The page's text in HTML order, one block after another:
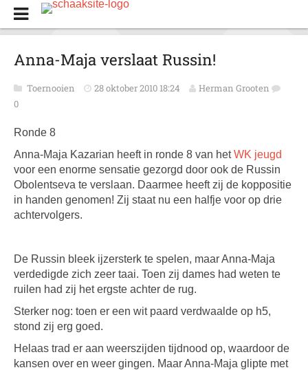
Anna-Maja verslaat Russin!
Toernooien 28 oktober 2010 18:24
Herman Grooten
0
Ronde 8
Anna-Maja Kazarian heeft in ronde 8 van hetWK jeugd
voor een enorme sensatie gezorgd door ook de Russin
Obolentseva te verslaan. Daarmee heeft zij de koppositie
in handen genomen! Zij staat nu een halfje voor op drie
achtervolgers.
De Russin bleek ijzersterk te spelen, maar Anna-Maja
verdedigde zich zeer taai. Toen zij dames had weten te
ruilen had zij het ergste achter de rug.
Sterker nog: toen er een wit paard verdwaalde op h5,
stond zij erg goed.
Helaas trad er aan weerszijden tijdnood op, waardoor de
kansen over en weer gingen. Maar Anna-Maja glipte met